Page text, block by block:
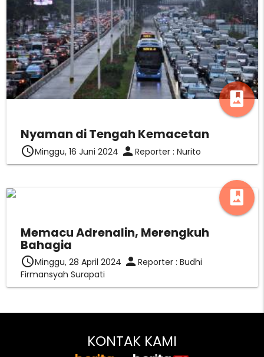
photo_album
Nyaman di Tengah Kemacetan
access_timeMinggu, 16 Juni 2024 person Reporter : Nurito
photo_album
Memacu Adrenalin, Merengkuh
Bahagia
access_timeMinggu, 28 April 2024 person Reporter : Budhi
Firmansyah Surapati
KONTAK KAMI